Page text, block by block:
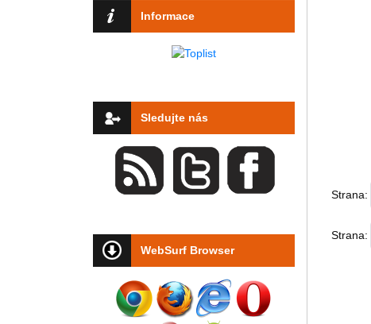
Informace
Sledujte nás
WebSurf Browser
Strana:
Strana: